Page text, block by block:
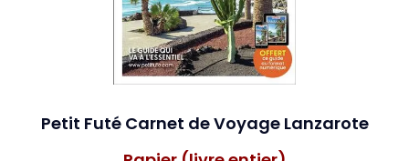
Petit Futé Carnet de Voyage Lanzarote